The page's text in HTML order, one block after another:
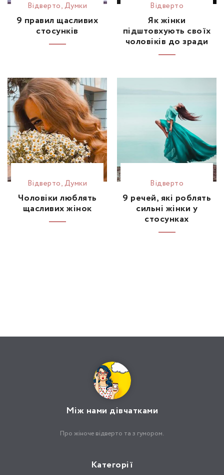
Відвертo,Думки
9 правил щасливих
стосунків
Відвертo
Як жінки
підштовхують своїх
чоловіків до зради
Відвертo,Думки
Чоловіки люблять
щасливих жінок
Відвертo
9 речей, які роблять
сильні жінки у
стосунках
Між нами дівчатками
Про жіноче відверто та з гумором.
Категорії